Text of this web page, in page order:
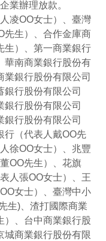
業辦理放款。
凌OO女士）、臺灣
先生）、合作金庫商
生）、第一商業銀行
華南商業銀行股份有
業銀行股份有限公司
銀行股份有限公司
銀行股份有限公司
銀行股份有限公司
行（代表人戴OO先
徐OO女士）、兆豐
OO先生）、花旗
人張OO女士）、王
女士）、臺灣中小
生)、渣打國際商業
）、台中商業銀行股
城商業銀行股份有限